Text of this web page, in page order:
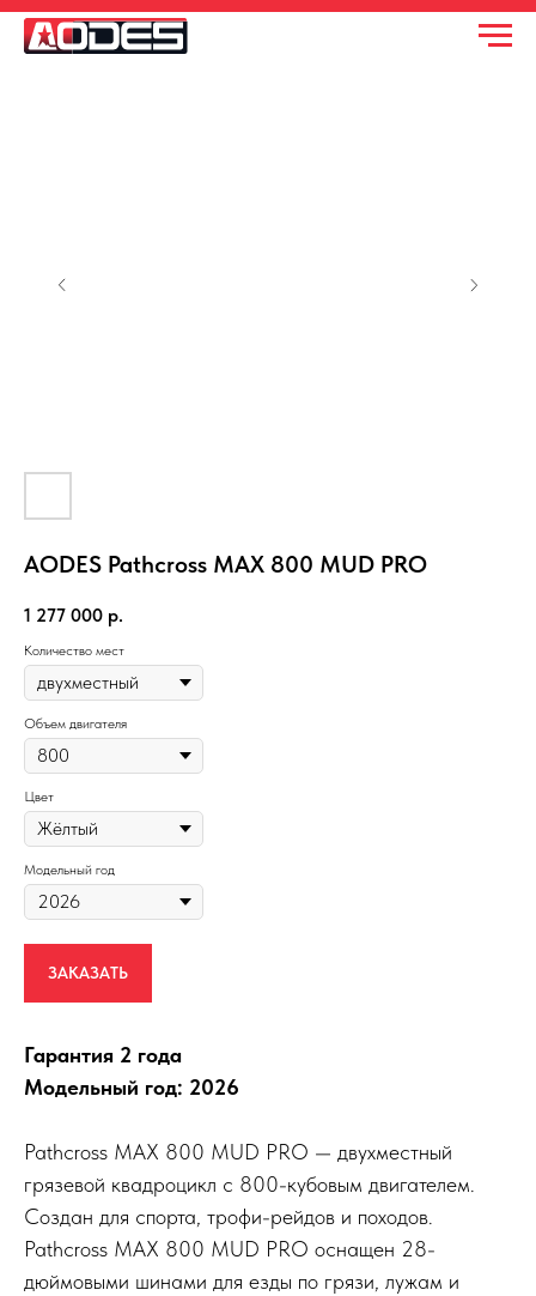
AODES Pathcross MAX 800 MUD PRO
1 277 000 р.
Количество мест
Объем двигателя
Цвет
Модельный год
ЗАКАЗАТЬ
Гарантия 2 года
Модельный год: 2026
Pathcross MAX 800 MUD PRO — двухместный
грязевой квадроцикл с 800-кубовым двигателем.
Создан для спорта, трофи-рейдов и походов.
Pathcross MAX 800 MUD PRO оснащен 28-
дюймовыми шинами для езды по грязи, лужам и